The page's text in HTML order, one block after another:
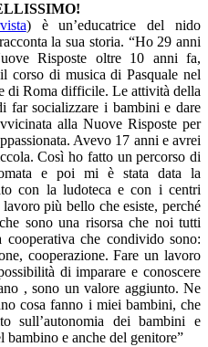
) è un’educatrice del nido
la sua storia. “Ho 29 anni
Risposte oltre 10 anni fa,
corso di musica di Pasquale nel
di Roma difficile. Le attività della
far socializzare i bambini e dare
alla Nuove Risposte per
Avevo 17 anni e avrei
Così ho fatto un percorso di
e poi mi è stata data la
con la ludoteca e con i centri
più bello che esiste, perché
sono una risorsa che noi tutti
che condivido sono:
cooperazione. Fare un lavoro
di imparare e conoscere
, sono un valore aggiunto. Ne
cosa fanno i miei bambini, che
sull’autonomia dei bambini e
bambino e anche del genitore”